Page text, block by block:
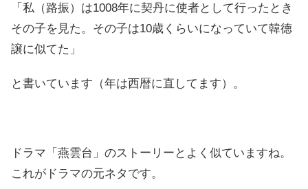
「私（路振）は1008年に契丹に使者として行ったとき
その子を見た。その子は10歳くらいになっていて韓徳
譲に似てた」
と書いています（年は西暦に直してます）。
ドラマ「燕雲台」のストーリーとよく似ていますね。
これがドラマの元ネタです。